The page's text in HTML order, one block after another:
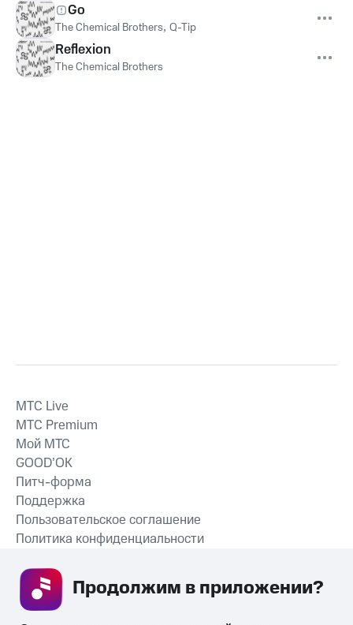
Go
The Chemical Brothers, Q-Tip
Reflexion
The Chemical Brothers
СКАЧАТЬ ПРИЛОЖЕНИЕ
MTС Live
MTС Premium
Мой МТС
GOOD’OK
Питч-форма
Поддержка
Пользовательское соглашение
Политика конфиденциальности